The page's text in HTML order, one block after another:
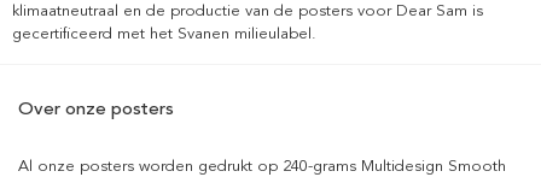
klimaatneutraal en de productie van de posters voor Dear Sam is
gecertificeerd met het Svanen milieulabel.
Over onze posters
Al onze posters worden gedrukt op 240-grams Multidesign Smooth